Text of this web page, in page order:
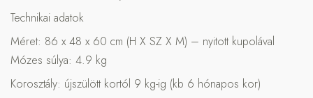
Technikai adatok
Méret: 86 x 48 x 60 cm (H X SZ X M) – nyitott kupolával
Mózes súlya: 4.9 kg
Korosztály: újszülött kortól 9 kg-ig (kb 6 hónapos kor)